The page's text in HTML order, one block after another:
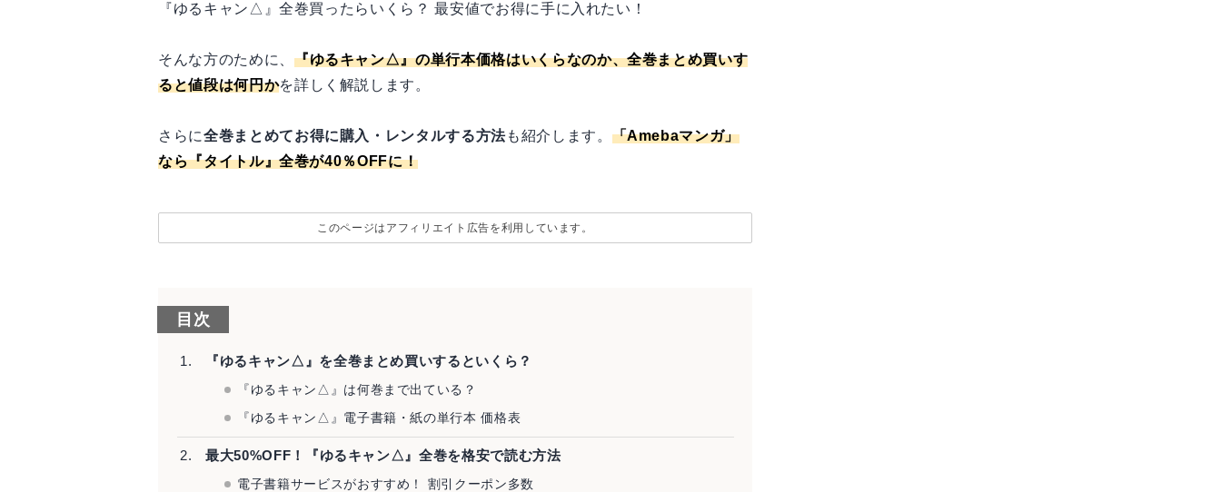
『ゆるキャン△』全巻買ったらいくら？ 最安値でお得に手に入れたい！
そんな方のために、 『ゆるキャン△』の単行本価格はいくらなのか、全巻まとめ買いす
ると値段は何円かを詳しく解説します。
さらに全巻まとめてお得に購入・レンタルする方法も紹介します。 「Amebaマンガ」
なら『タイトル』全巻が40％OFFに！
このページはアフィリエイト広告を利用しています。
目次
『ゆるキャン△』を全巻まとめ買いするといくら？
『ゆるキャン△』は何巻まで出ている？
『ゆるキャン△』電子書籍・紙の単行本 価格表
最大50%OFF！『ゆるキャン△』全巻を格安で読む方法
電子書籍サービスがおすすめ！ 割引クーポン多数